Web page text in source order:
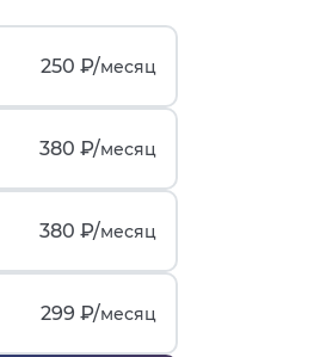
250 ₽/месяц
380 ₽/месяц
380 ₽/месяц
299 ₽/месяц